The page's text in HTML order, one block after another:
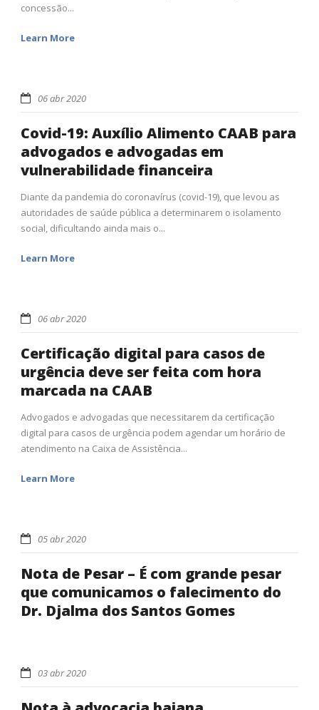
concessão...
Learn More
06 abr 2020
Covid-19: Auxílio Alimento CAAB para
advogados e advogadas em
vulnerabilidade financeira
Diante da pandemia do coronavírus (covid-19), que levou as
autoridades de saúde pública a determinarem o isolamento
social, dificultando ainda mais o...
Learn More
06 abr 2020
Certificação digital para casos de
urgência deve ser feita com hora
marcada na CAAB
Advogados e advogadas que necessitarem da certificação
digital para casos de urgência podem agendar um horário de
atendimento na Caixa de Assistência...
Learn More
05 abr 2020
Nota de Pesar – É com grande pesar
que comunicamos o falecimento do
Dr. Djalma dos Santos Gomes
03 abr 2020